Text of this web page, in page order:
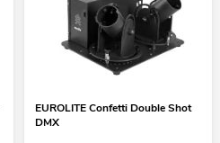
EUROLITE Confetti Double Shot
DMX